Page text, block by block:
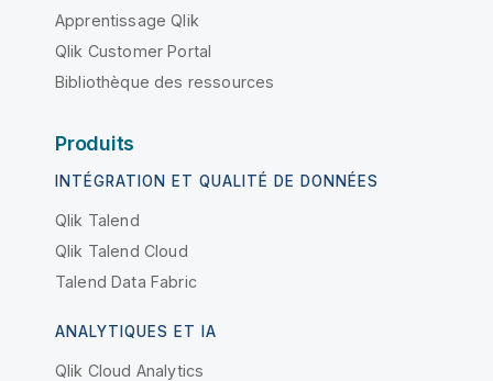
Apprentissage Qlik
Qlik Customer Portal
Bibliothèque des ressources
Produits
INTÉGRATION ET QUALITÉ DE DONNÉES
Qlik Talend
Qlik Talend Cloud
Talend Data Fabric
ANALYTIQUES ET IA
Qlik Cloud Analytics